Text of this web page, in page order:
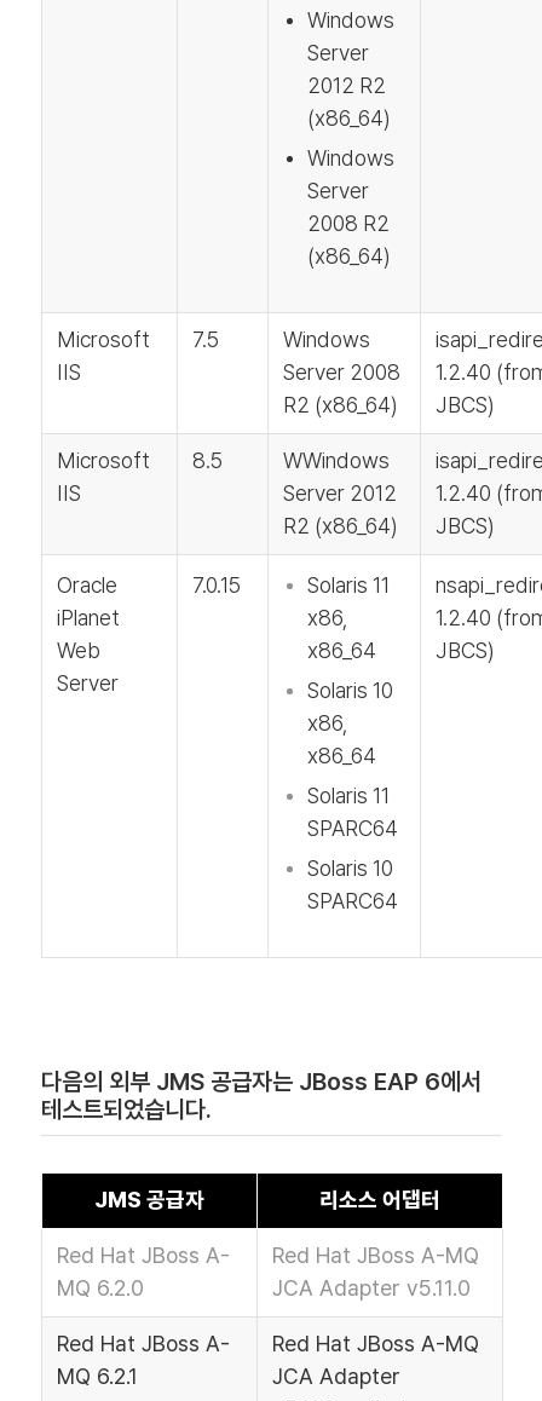
Windows
Server
2012 R2
(x86_64)
Windows
Server
2008 R2
(x86_64)
Microsoft
IIS
7.5
Windows
Server 2008
R2 (x86_64)
1.2.40
JBCS)
Microsoft
IIS
8.5
WWindows
Server 2012
R2 (x86_64)
1.2.40
JBCS)
Oracle
iPlanet
Web
Server
7.0.15
Solaris 11
x86,
x86_64
Solaris 10
x86,
x86_64
Solaris 11
SPARC64
Solaris 10
SPARC64
1.2.40
JBCS)
다음의 외부 JMS 공급자는 JBoss EAP 6에서
테스트되었습니다.
JMS 공급자 리소스 어댑터
Red Hat JBoss A-
MQ 6.2.0
Red Hat JBoss A-MQ
JCA Adapter v5.11.0
Red Hat JBoss A-
MQ 6.2.1
Red Hat JBoss A-MQ
JCA Adapter